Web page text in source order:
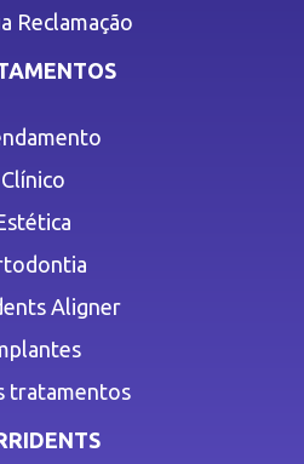
Reclamação
Clínico
Aligner
tratamentos